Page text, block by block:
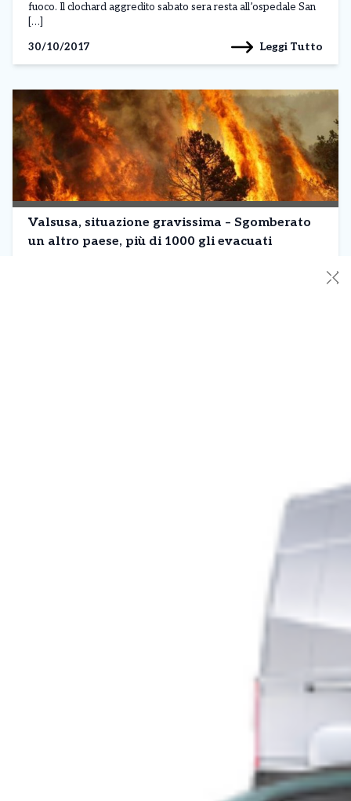
fuoco. Il clochard aggredito sabato sera resta all’ospedale San
[…]
30/10/2017
Leggi Tutto
Valsusa, situazione gravissima – Sgomberato
un altro paese, più di 1000 gli evacuati
cause che hanno portaatto al folle gesto, avvenuto questa notte
Leggi Tutto
✕